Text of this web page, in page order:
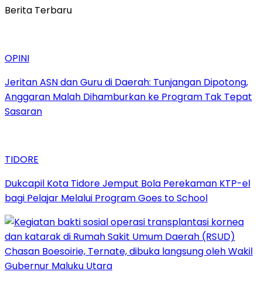
Berita Terbaru
OPINI
Jeritan ASN dan Guru di Daerah: Tunjangan Dipotong,
Anggaran Malah Dihamburkan ke Program Tak Tepat
Sasaran
TIDORE
Dukcapil Kota Tidore Jemput Bola Perekaman KTP-el
bagi Pelajar Melalui Program Goes to School